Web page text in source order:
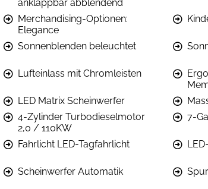
anklappbar abblendend
Merchandising-Optionen:
Elegance
Sonnenblenden beleuchtet
Lufteinlass mit Chromleisten
LED Matrix Scheinwerfer
4-Zylinder Turbodieselmotor
2,0 / 110KW
7-
Fahrlicht LED-Tagfahrlicht
Scheinwerfer Automatik